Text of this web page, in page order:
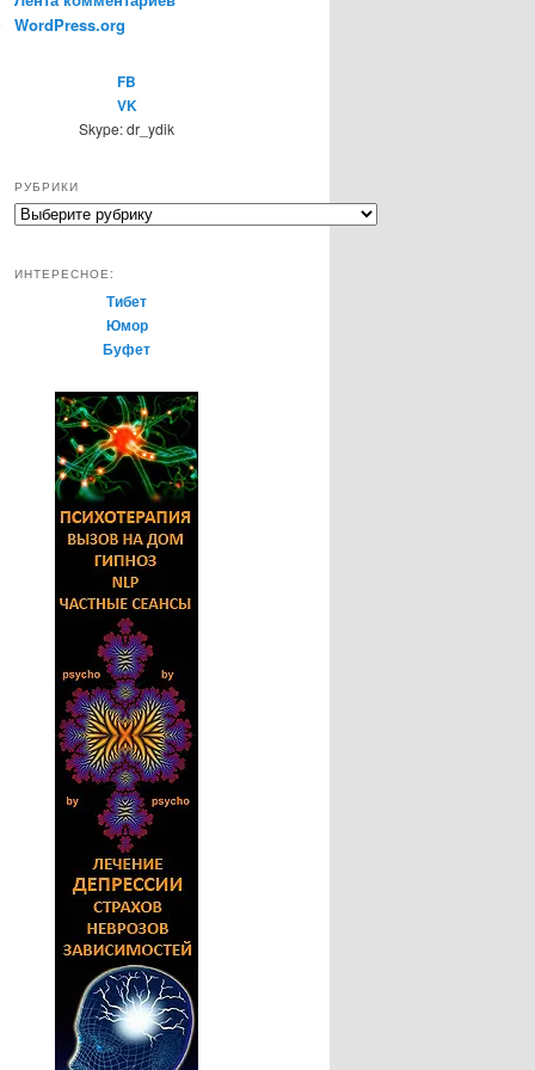
WordPress.org
FB
VK
Skype: dr_ydik
РУБРИКИ
Р
р
ИНТЕРЕСНОЕ:
Тибет
Юмор
Буфет